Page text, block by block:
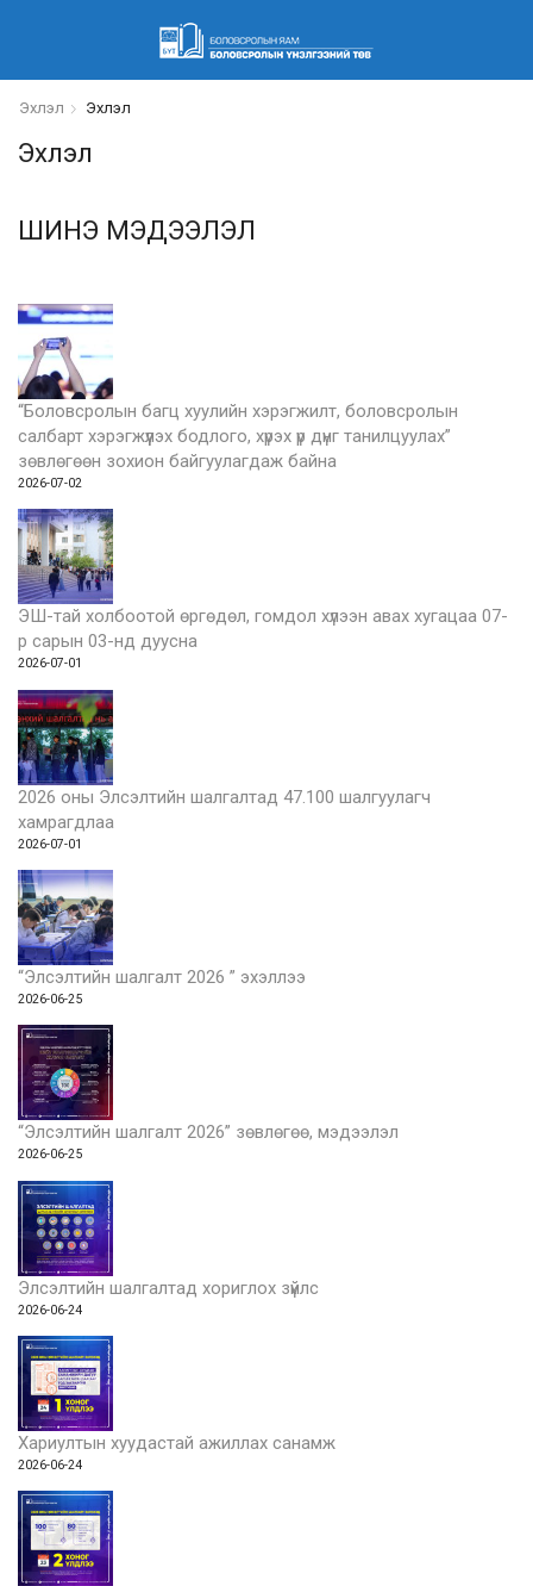
Эхлэл Эхлэл
Эхлэл
ШИНЭ МЭДЭЭЛЭЛ
“Боловсролын багц хуулийн хэрэгжилт, боловсролын
салбарт хэрэгжүүлэх бодлого, хүрэх үр дүнг танилцуулах”
зөвлөгөөн зохион байгуулагдаж байна
2026-07-02
ЭШ-тай холбоотой өргөдөл, гомдол хүлээн авах хугацаа 07-
р сарын 03-нд дуусна
2026-07-01
2026 оны Элсэлтийн шалгалтад 47.100 шалгуулагч
хамрагдлаа
2026-07-01
“Элсэлтийн шалгалт 2026 ” эхэллээ
2026-06-25
“Элсэлтийн шалгалт 2026” зөвлөгөө, мэдээлэл
2026-06-25
Элсэлтийн шалгалтад хориглох зүйлс
2026-06-24
Хариултын хуудастай ажиллах санамж
2026-06-24